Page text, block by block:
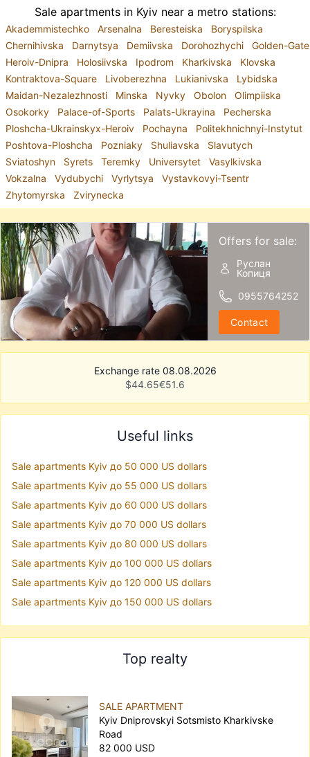
Sale apartments in Kyiv near a metro stations:
Akademmistechko Arsenalna Beresteiska
Boryspilska
Chernihivska
Darnytsya Demiivska Dorohozhychi
Golden-Gate
Heroiv-Dnipra
Holosiivska Ipodrom Kharkivska
Klovska
Kontraktova-Square
Livoberezhna Lukianivska
Lybidska
Maidan-Nezalezhnosti
Minska Nyvky Obolon
Olimpiiska
Osokorky
Palace-of-Sports Palats-Ukrayina
Pecherska
Ploshcha-Ukrainskyx-Heroiv
Pochayna
Politekhnichnyi-Instytut
Poshtova-Ploshcha
Pozniaky Shuliavska
Slavutych
Sviatoshyn
Syrets Teremky Universytet
Vasylkivska
Vokzalna
Vydubychi Vyrlytsya
Vystavkovyi-Tsentr
Zhytomyrska
Zvirynecka
Offers for sale:
Руслан
Копиця
0955764252
Contact
Exchange rate 08.08.2026
$44.65€51.6
Useful links
Sale apartments Kyiv до 50 000 US dollars
Sale apartments Kyiv до 55 000 US dollars
Sale apartments Kyiv до 60 000 US dollars
Sale apartments Kyiv до 70 000 US dollars
Sale apartments Kyiv до 80 000 US dollars
Sale apartments Kyiv до 100 000 US dollars
Sale apartments Kyiv до 120 000 US dollars
Sale apartments Kyiv до 150 000 US dollars
Top realty
SALE APARTMENT
Kyiv Dniprovskyi Sotsmisto Kharkivske
Road
82 000 USD